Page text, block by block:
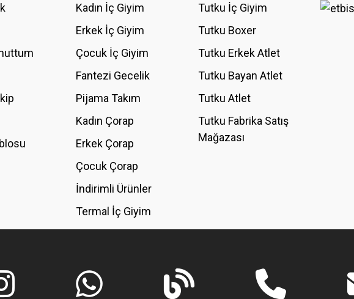
Kadın İç Giyim
Erkek İç Giyim
Çocuk İç Giyim
Fantezi Gecelik
Pijama Takım
Kadın Çorap
Erkek Çorap
Çocuk Çorap
İndirimli Ürünler
Termal İç Giyim
Tutku İç Giyim
Tutku Boxer
Tutku Erkek Atlet
Tutku Bayan Atlet
Tutku Atlet
Tutku Fabrika Satış
Mağazası